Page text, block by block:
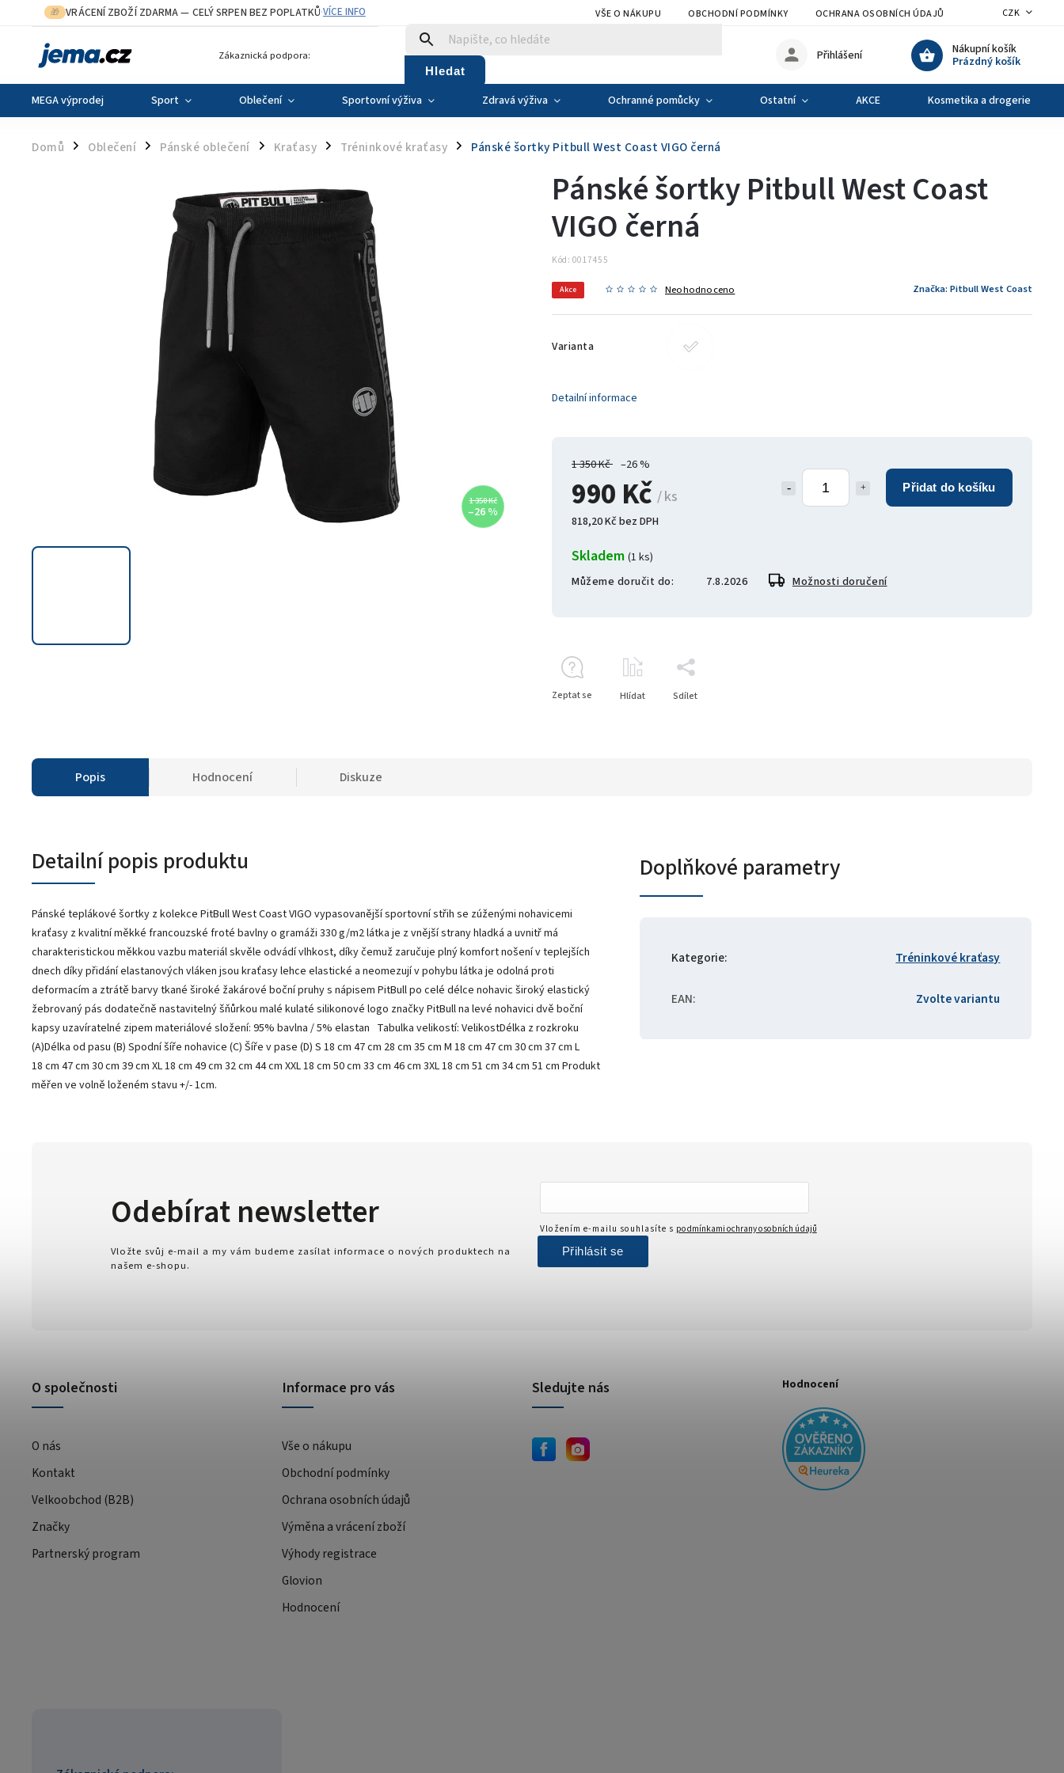
🎁 VRÁCENÍ ZBOŽÍ ZDARMA— CELÝ SRPEN BEZ POPLATKŮ·VÍCE INFO VŠE O NÁKUPU OBCHODNÍ PODMÍNKY OCHRANA OSOBNÍCH ÚDAJŮ VÝMĚNA A VRÁCENÍ
CZK
Zákaznická podpora:
Hledat
Nákupní košík
Prázdný košík
Přihlášení
MEGA výprodej Sport Oblečení Sportovní výživa Zdravá výživa Ochranné pomůcky Ostatní AKCE Kosmetika a drogerie
Domů / Oblečení / Pánské oblečení / Kraťasy / Tréninkové kraťasy / Pánské šortky Pitbull West Coast VIGO černá
1 350 Kč
–26 %
1 350 Kč –26 %
990 Kč / ks
818,20 Kč bez DPH
Přidat do košíku
Skladem (1 ks)
Můžeme doručit do:
7.8.2026 Možnosti doručení
Pánské šortky Pitbull West Coast
VIGO černá
Kód: 0017455
Akce Neohodnoceno Značka: Pitbull West Coast
Varianta
Detailní informace
Zeptat se Hlídat Sdílet
Popis Hodnocení Diskuze
Detailní popis produktu
Pánské teplákové šortky z kolekce PitBull West Coast VIGO vypasovanější sportovní střih se zúženými nohavicemi
kraťasy z kvalitní měkké francouzské froté bavlny o gramáži 330 g/m2 látka je z vnější strany hladká a uvnitř má
charakteristickou měkkou vazbu materiál skvěle odvádí vlhkost, díky čemuž zaručuje plný komfort nošení v teplejších
dnech díky přidání elastanových vláken jsou kraťasy lehce elastické a neomezují v pohybu látka je odolná proti
deformacím a ztrátě barvy tkané široké žakárové boční pruhy s nápisem PitBull po celé délce nohavic široký elastický
žebrovaný pás dodatečně nastavitelný šňůrkou malé kulaté silikonové logo značky PitBull na levé nohavici dvě boční
kapsy uzavíratelné zipem materiálové složení: 95% bavlna / 5% elastan Tabulka velikostí: VelikostDélka z rozkroku
(A)Délka od pasu (B) Spodní šíře nohavice (C) Šíře v pase (D) S 18 cm 47 cm 28 cm 35 cm M 18 cm 47 cm 30 cm 37 cm L
18 cm 47 cm 30 cm 39 cm XL 18 cm 49 cm 32 cm 44 cm XXL 18 cm 50 cm 33 cm 46 cm 3XL 18 cm 51 cm 34 cm 51 cm Produkt
měřen ve volně loženém stavu +/- 1cm.
Doplňkové parametry
Kategorie: Tréninkové kraťasy
EAN: Zvolte variantu
O společnosti
O nás
Kontakt
Velkoobchod (B2B)
Značky
Partnerský program
Informace pro vás
Vše o nákupu
Obchodní podmínky
Ochrana osobních údajů
Výměna a vrácení zboží
Výhody registrace
Glovion
Hodnocení
Odebírat newsletter
Vložte svůj e-mail a my vám budeme zasílat informace o nových produktech na
našem e-shopu.
Vložením e-mailu souhlasíte s podmínkami ochrany osobních údajů
Přihlásit se
Sledujte nás Hodnocení